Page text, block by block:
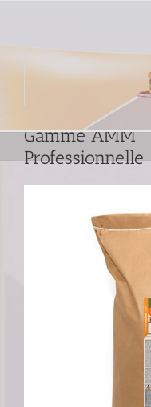
Gamme AMM
Professionnelle